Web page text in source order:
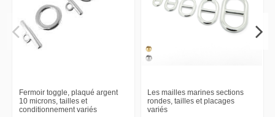
Fermoir toggle, plaqué argent
10 microns, tailles et
conditionnement variés
Les mailles marines sections
rondes, tailles et placages
variés